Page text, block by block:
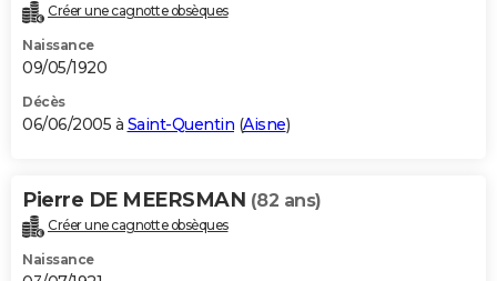
Créer une cagnotte obsèques
Naissance
09/05/1920
Décès
06/06/2005 à Saint-Quentin (Aisne)
Pierre DE MEERSMAN (82 ans)
Créer une cagnotte obsèques
Naissance